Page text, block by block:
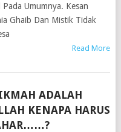
Pada Umumnya. Kesan
Ghaib Dan Mistik Tidak
Read More
ADALAH
KENAPA HARUS